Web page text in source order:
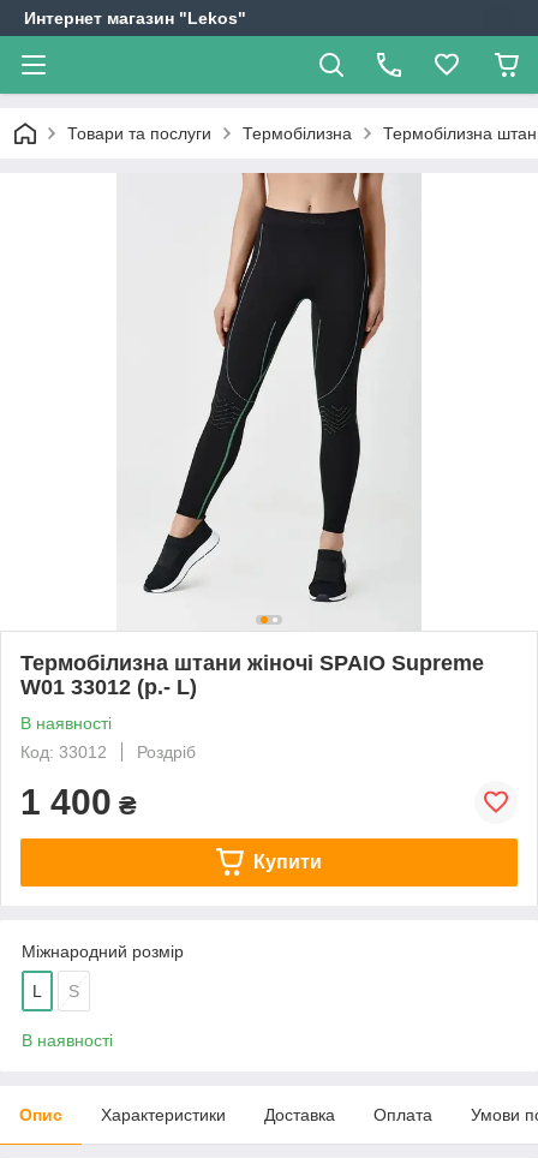
Интернет магазин "Lekos"
Товари та послуги Термобілизна Термобілизна
Термобілизна штани жіночі SPAIO Supreme
W01 33012 (р.- L)
В наявності
Код: 33012
Роздріб
1 400 ₴
Купити
Міжнародний розмір
L S
В наявності
Опис Характеристики Доставка Оплата Умови